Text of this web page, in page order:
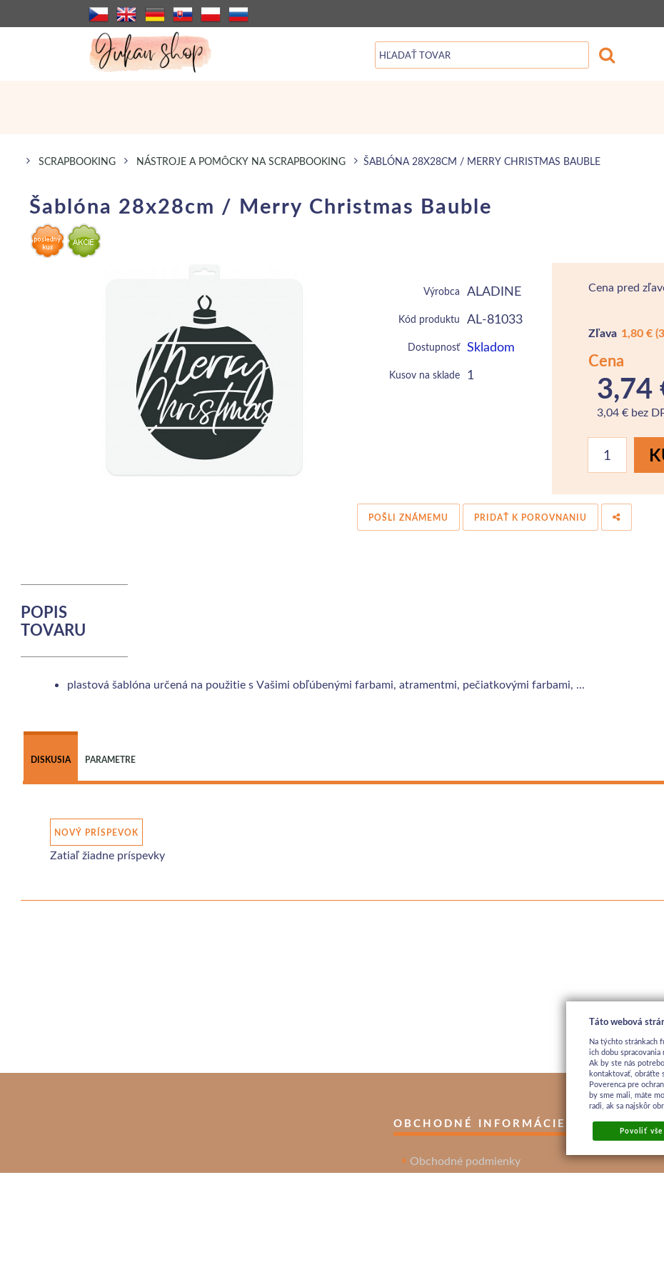
SCRAPBOOKING NÁSTROJE A POMÔCKY NA SCRAPBOOKING ŠABLÓNA 28X28CM / MERRY CHRISTMAS BAUBLE
Šablóna 28x28cm / Merry Christmas Bauble
Výrobca ALADINE
Kód produktu AL-81033
Dostupnosť Skladom
Kusov na sklade 1
Cena pred
Zľava 1,80 €
Cena
3,74
3,04 € bez
POŠLI ZNÁMEMU PRIDAŤ K POROVNANIU
POPIS
TOVARU
plastová šablóna určená na použitie s Vašimi obľúbenými farbami, atramentmi, pečiatkovými farbami, ...
DISKUSIA PARAMETRE
NOVÝ PRÍSPEVOK
Zatiaľ žiadne príspevky
OBCHODNÉ INFORMÁCIE
Obchodné podmienky
Táto webová
Na týchto stránkach
ich dobu
Ak by ste nás
kontaktovať, obráťte
Poverenca pre
by sme mali, máte
radi, ak sa najskôr
Povoliť vše